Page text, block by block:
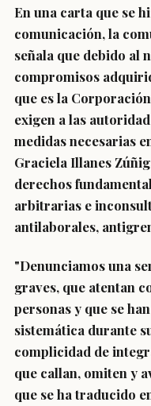
En una carta que se
comunicación, la
señala que debido al
compromisos
que es la
exigen a las
medidas necesarias
Graciela Illanes
derechos
arbitrarias e
antilaborales,
"Denunciamos una
graves, que atentan
personas y que se
sistemática durante
complicidad de
que callan, omiten y
que se ha traducido